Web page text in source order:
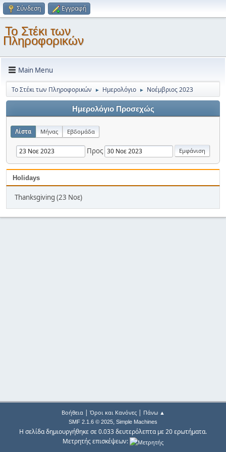
Σύνδεση Εγγραφή
Το Στέκι των
Πληροφορικών
Main Menu
Το Στέκι των Πληροφορικών ► Ημερολόγιο ► Νοέμβριος 2023
Ημερολόγιο Προσεχώς
Λίστα Μήνας Εβδομάδα
Προς
Holidays
Thanksgiving (23 Νοε)
Βοήθεια| Όροι και Κανόνες| Πάνω ▲
SMF 2.1.6 © 2025, Simple Machines
Η σελίδα δημιουργήθηκε σε 0.033 δευτερόλεπτα με 20 ερωτήματα.
Μετρητής επισκέψεων: